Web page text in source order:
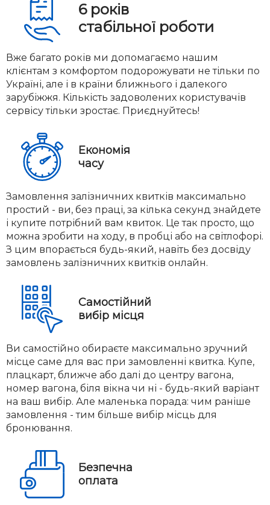
6 років
стабільної роботи
Вже багато років ми допомагаємо нашим
клієнтам з комфортом подорожувати не тільки по
Україні, але і в країни ближнього і далекого
зарубіжжя. Кількість задоволених користувачів
сервісу тільки зростає. Приєднуйтесь!
Економія
часу
Замовлення залізничних квитків максимально
простий - ви, без праці, за кілька секунд знайдете
і купите потрібний вам квиток. Це так просто, що
можна зробити на ходу, в пробці або на світлофорі.
З цим впорається будь-який, навіть без досвіду
замовлень залізничних квитків онлайн.
Самостійний
вибір місця
Ви самостійно обираєте максимально зручний
місце саме для вас при замовленні квитка. Купе,
плацкарт, ближче або далі до центру вагона,
номер вагона, біля вікна чи ні - будь-який варіант
на ваш вибір. Але маленька порада: чим раніше
замовлення - тим більше вибір місць для
бронювання.
Безпечна
оплата